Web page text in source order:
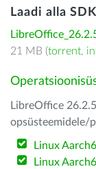
Laadi alla SDK
21 MB (torrent,
LibreOffice
opsüsteemidele/
Linux
Linux